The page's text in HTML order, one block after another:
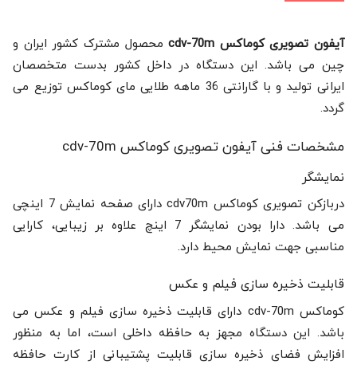
آیفون تصویری کوماکس cdv-70m
محصول مشترک کشور ایران و
چین می باشد. این دستگاه در داخل کشور بدست متخصصان
ایرانی تولید و با گارانتی 36 ماهه طلایی مای کوماکس توزیع می
گردد.
مشخصات فنی آیفون تصویری کوماکس cdv-70m
نمایشگر
دربازکن تصویری کوماکس cdv70m دارای صفحه نمایش 7 اینچی
می باشد. دارا بودن نمایشگر 7 اینچ علاوه بر زیبایی، کارایی
مناسبی جهت نمایش محیط دارد.
قابلیت ذخیره سازی فیلم و عکس
کوماکس cdv-70m دارای قابلیت ذخیره سازی فیلم و عکس می
باشد. این دستگاه مجهز به حافظه داخلی است، اما به منظور
افزایش فضای ذخیره سازی قابلیت پشتیبانی از کارت حافظه